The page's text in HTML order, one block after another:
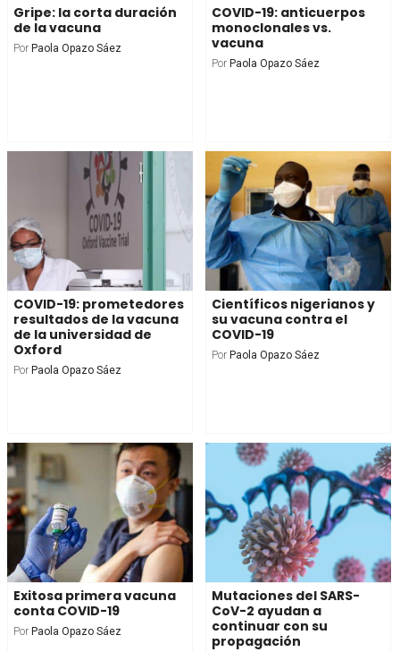
Gripe: la corta duración
de la vacuna
Por Paola Opazo Sáez
COVID-19: anticuerpos
monoclonales vs.
vacuna
Por Paola Opazo Sáez
COVID-19: prometedores
resultados de la vacuna
de la universidad de
Oxford
Por Paola Opazo Sáez
Científicos nigerianos y
su vacuna contra el
COVID-19
Por Paola Opazo Sáez
Exitosa primera vacuna
conta COVID-19
Por Paola Opazo Sáez
Mutaciones del SARS-
CoV-2 ayudan a
continuar con su
propagación